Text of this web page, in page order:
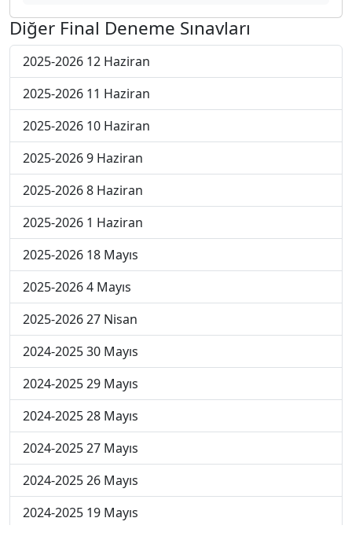
Diğer Final Deneme Sınavları
2025-2026 12 Haziran
2025-2026 11 Haziran
2025-2026 10 Haziran
2025-2026 9 Haziran
2025-2026 8 Haziran
2025-2026 1 Haziran
2025-2026 18 Mayıs
2025-2026 4 Mayıs
2025-2026 27 Nisan
2024-2025 30 Mayıs
2024-2025 29 Mayıs
2024-2025 28 Mayıs
2024-2025 27 Mayıs
2024-2025 26 Mayıs
2024-2025 19 Mayıs